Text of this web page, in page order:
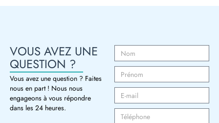
VOUS AVEZ UNE
QUESTION ?
Vous avez une question ? Faites
nous en part ! Nous nous
engageons à vous répondre
dans les 24 heures.